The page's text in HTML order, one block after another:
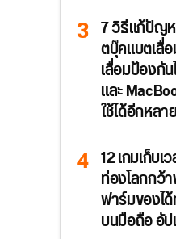
7 วิธีแก้ปัญ
ตบุ๊คแบตเสื่
เสื่อมป้องกั
และ
ใช้ได้อีกหลา
12 เกมเก็บ
ท่องโลกกว้
ฟาร์มของไ
บนมือถือ อั